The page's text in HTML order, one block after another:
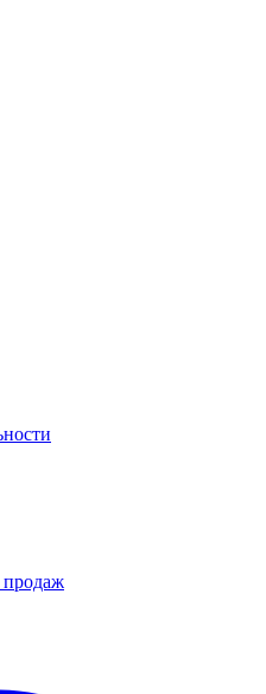
продаж